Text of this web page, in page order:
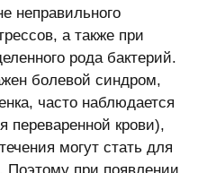
неправильного
а также при
рода бактерий.
болевой синдром,
часто наблюдается
переваренной крови),
могут стать для